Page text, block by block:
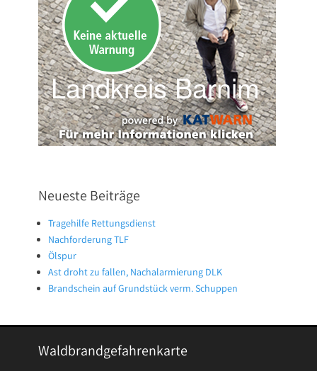
Neueste Beiträge
Tragehilfe Rettungsdienst
Nachforderung TLF
Ölspur
Ast droht zu fallen, Nachalarmierung DLK
Brandschein auf Grundstück verm. Schuppen
Waldbrandgefahrenkarte